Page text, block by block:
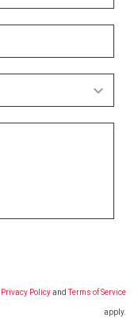
Privacy PolicyandTerms of Service
apply.